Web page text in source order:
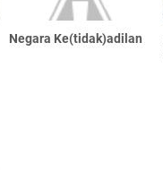
Negara Ke(tidak)adilan